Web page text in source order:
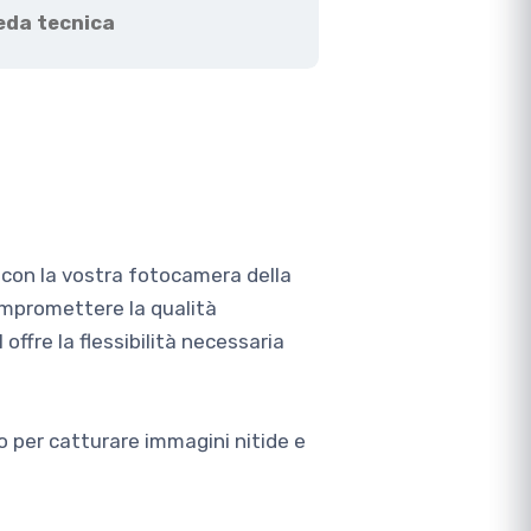
tecnica
la vostra fotocamera della
la qualità
offre la flessibilità necessaria
catturare immagini nitide e